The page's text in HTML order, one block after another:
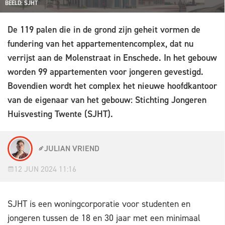
BEELD: SJHT
De 119 palen die in de grond zijn geheit vormen de
fundering van het appartementencomplex, dat nu
verrijst aan de Molenstraat in Enschede. In het gebouw
worden 99 appartementen voor jongeren gevestigd.
Bovendien wordt het complex het nieuwe hoofdkantoor
van de eigenaar van het gebouw: Stichting Jongeren
Huisvesting Twente (SJHT).
JULIAN VRIEND
12 JUN 2024 11:16
SJHT is een woningcorporatie voor studenten en
jongeren tussen de 18 en 30 jaar met een minimaal